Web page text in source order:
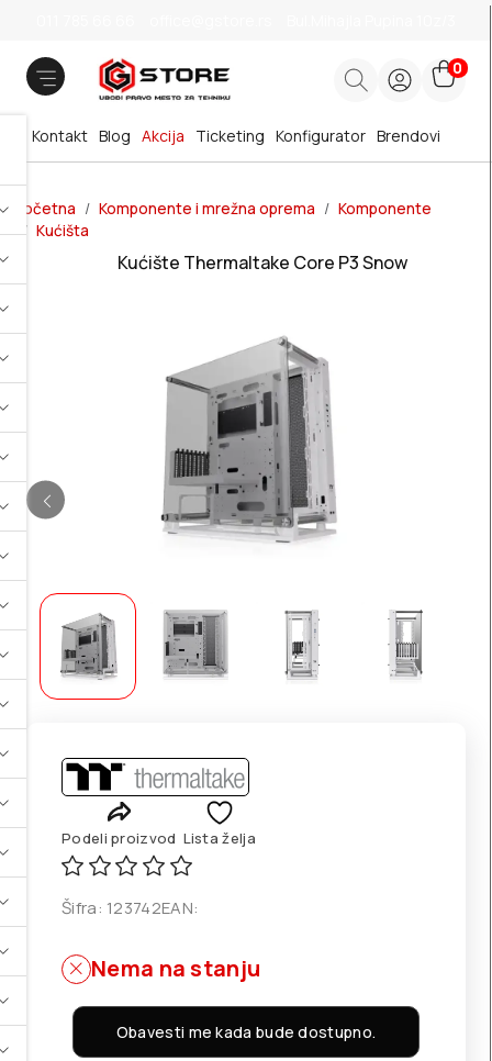
0
Brendovi
Blog Akcija
Kontakt Ticketing Konfigurator
Početna Komponente i mrežna oprema
Komponente
Kućišta
Kućište Thermaltake Core P3 Snow
Podeli proizvod Lista želja
Šifra: 123742EAN:
Nema na stanju
Obavesti me kada bude dostupno.